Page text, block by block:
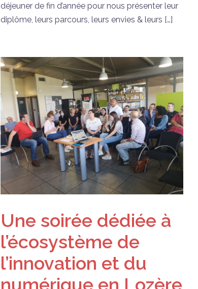
déjeuner de fin d’année pour nous présenter leur
diplôme, leurs parcours, leurs envies & leurs […]
Une soirée dédiée à
l’écosystème de
l’innovation et du
numérique en Lozère